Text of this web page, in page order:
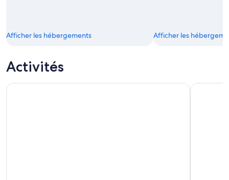
Afficher les hébergements Afficher les
Activités
Croisière d’une journée complète dans le lagon de Bora